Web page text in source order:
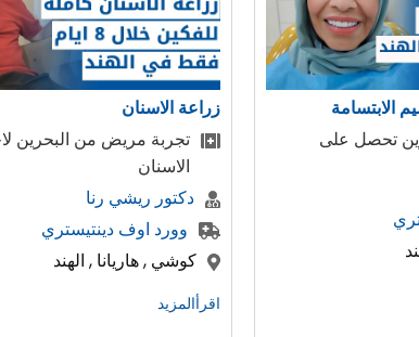
لاجراء زراعة
زراعة الاسنان
جاءت مجموعة من المرضى
من المملكة العربية السعودية
دكتور ريشي رنا
وورد اوف دينتيستري
كوشي , هاريانا , الهند
اقرأالمزيد